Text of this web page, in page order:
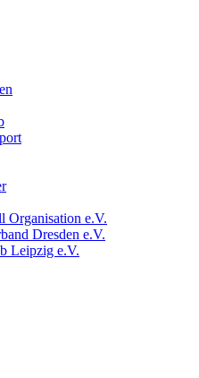
Organisation e.V.
Dresden e.V.
Leipzig e.V.